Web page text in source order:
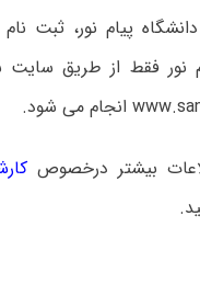
پیام نور، ثبت
نور فقط از طریق
بیشتر درخصوص